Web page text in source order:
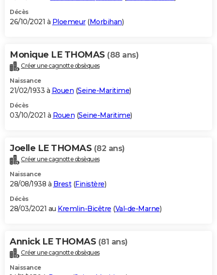
Décès
26/10/2021 à Ploemeur(Morbihan)
Monique LE THOMAS (88 ans)
Créer une cagnotte obsèques
Naissance
21/02/1933 à Rouen (Seine-Maritime)
Décès
03/10/2021 à Rouen (Seine-Maritime)
Joelle LE THOMAS (82 ans)
Créer une cagnotte obsèques
Naissance
28/08/1938 à Brest(Finistère)
Décès
28/03/2021 au Kremlin-Bicêtre (Val-de-Marne)
Annick LE THOMAS (81 ans)
Créer une cagnotte obsèques
Naissance